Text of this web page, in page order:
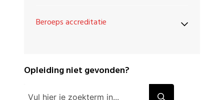
Beroeps accreditatie
Opleiding niet gevonden?